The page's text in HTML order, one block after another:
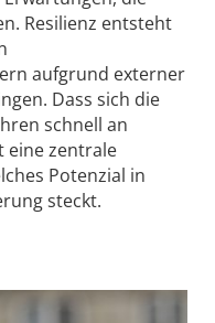
Resilienz entsteht
aufgrund externer
Dass sich die
schnell an
eine zentrale
Potenzial in
steckt.